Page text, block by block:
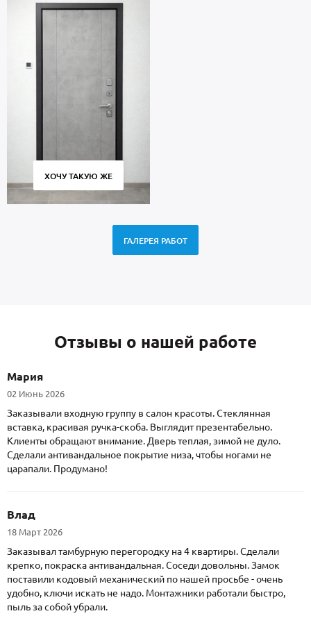
ХОЧУ ТАКУЮ ЖЕ
ГАЛЕРЕЯ РАБОТ
Отзывы о нашей работе
Мария
02 Июнь 2026
Заказывали входную группу в салон красоты. Стеклянная
вставка, красивая ручка-скоба. Выглядит презентабельно.
Клиенты обращают внимание. Дверь теплая, зимой не дуло.
Сделали антивандальное покрытие низа, чтобы ногами не
царапали. Продумано!
Влад
18 Март 2026
Заказывал тамбурную перегородку на 4 квартиры. Сделали
крепко, покраска антивандальная. Соседи довольны. Замок
поставили кодовый механический по нашей просьбе - очень
удобно, ключи искать не надо. Монтажники работали быстро,
пыль за собой убрали.